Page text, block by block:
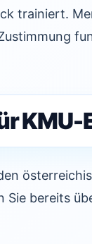
trainiert.
Sie bereits